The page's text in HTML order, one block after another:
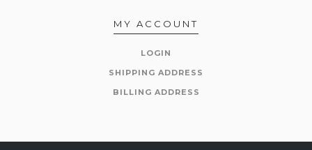
MY ACCOUNT
LOGIN
SHIPPING ADDRESS
BILLING ADDRESS